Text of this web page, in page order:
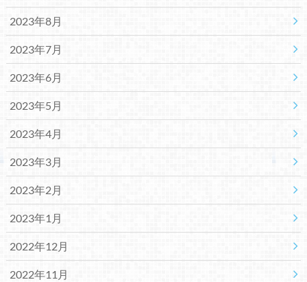
2023年8月
2023年7月
2023年6月
2023年5月
2023年4月
2023年3月
2023年2月
2023年1月
2022年12月
2022年11月